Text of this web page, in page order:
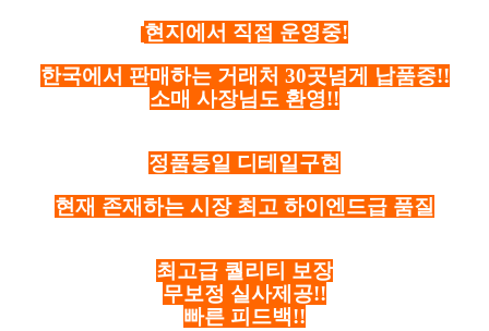
현지에서 직접 운영중!
한국에서 판매하는 거래처 30곳넘게 납품중!!
소매 사장님도 환영!!
정품동일 디테일구현
현재 존재하는 시장 최고 하이엔드급 품질
최고급 퀄리티 보장
무보정 실사제공!!
빠른 피드백!!